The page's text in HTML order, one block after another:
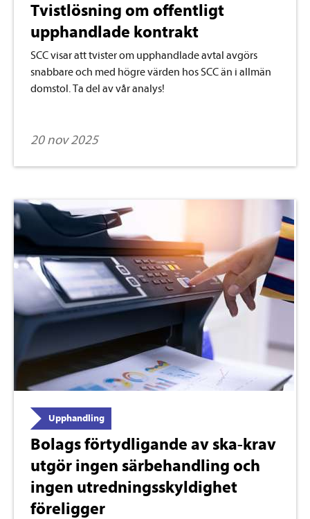
Tvistlösning om offentligt
upphandlade kontrakt
SCC visar att tvister om upphandlade avtal avgörs
snabbare och med högre värden hos SCC än i allmän
domstol. Ta del av vår analys!
20 nov 2025
Upphandling
Bolags förtydligande av ska-krav
utgör ingen särbehandling och
ingen utredningsskyldighet
föreligger